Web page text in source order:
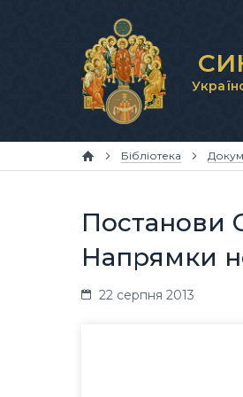
Бібліотека
Постанови
Напрямки
22 серпня 2013